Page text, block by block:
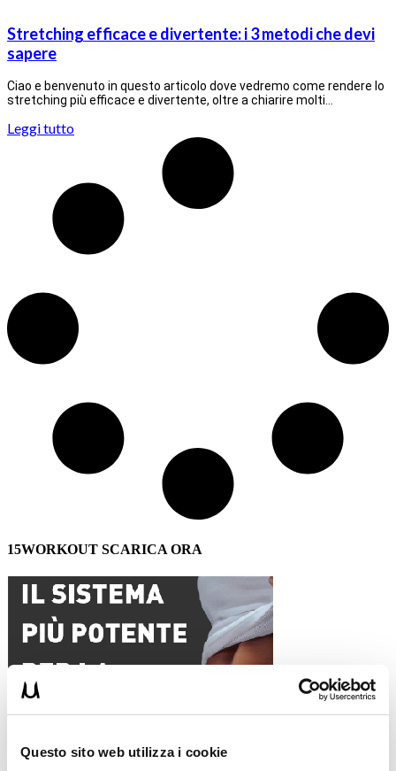
Questo sito web utilizza i cookie
Stretching efficace e divertente: i 3 metodi che devi
sapere
Ciao e benvenuto in questo articolo dove vedremo come rendere lo
stretching più efficace e divertente, oltre a chiarire molti…
Leggi tutto
15WORKOUT SCARICA ORA